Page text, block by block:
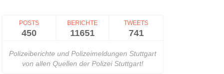
POSTS
450
BERICHTE
11651
TWEETS
741
Polizeiberichte und Polizeimeldungen Stuttgart
von allen Quellen der Polizei Stuttgart!